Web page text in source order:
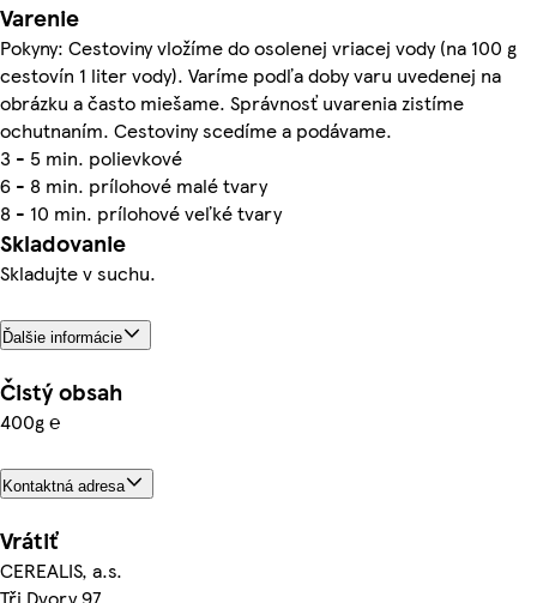
Varenie
Pokyny: Cestoviny vložíme do osolenej vriacej vody (na 100 g
cestovín 1 liter vody). Varíme podľa doby varu uvedenej na
obrázku a často miešame. Správnosť uvarenia zistíme
ochutnaním. Cestoviny scedíme a podávame.
3 - 5 min. polievkové
6 - 8 min. prílohové malé tvary
8 - 10 min. prílohové veľké tvary
Skladovanie
Skladujte v suchu.
Ďalšie informácie
Čistý obsah
400g ℮
Kontaktná adresa
Vrátiť
CEREALIS, a.s.